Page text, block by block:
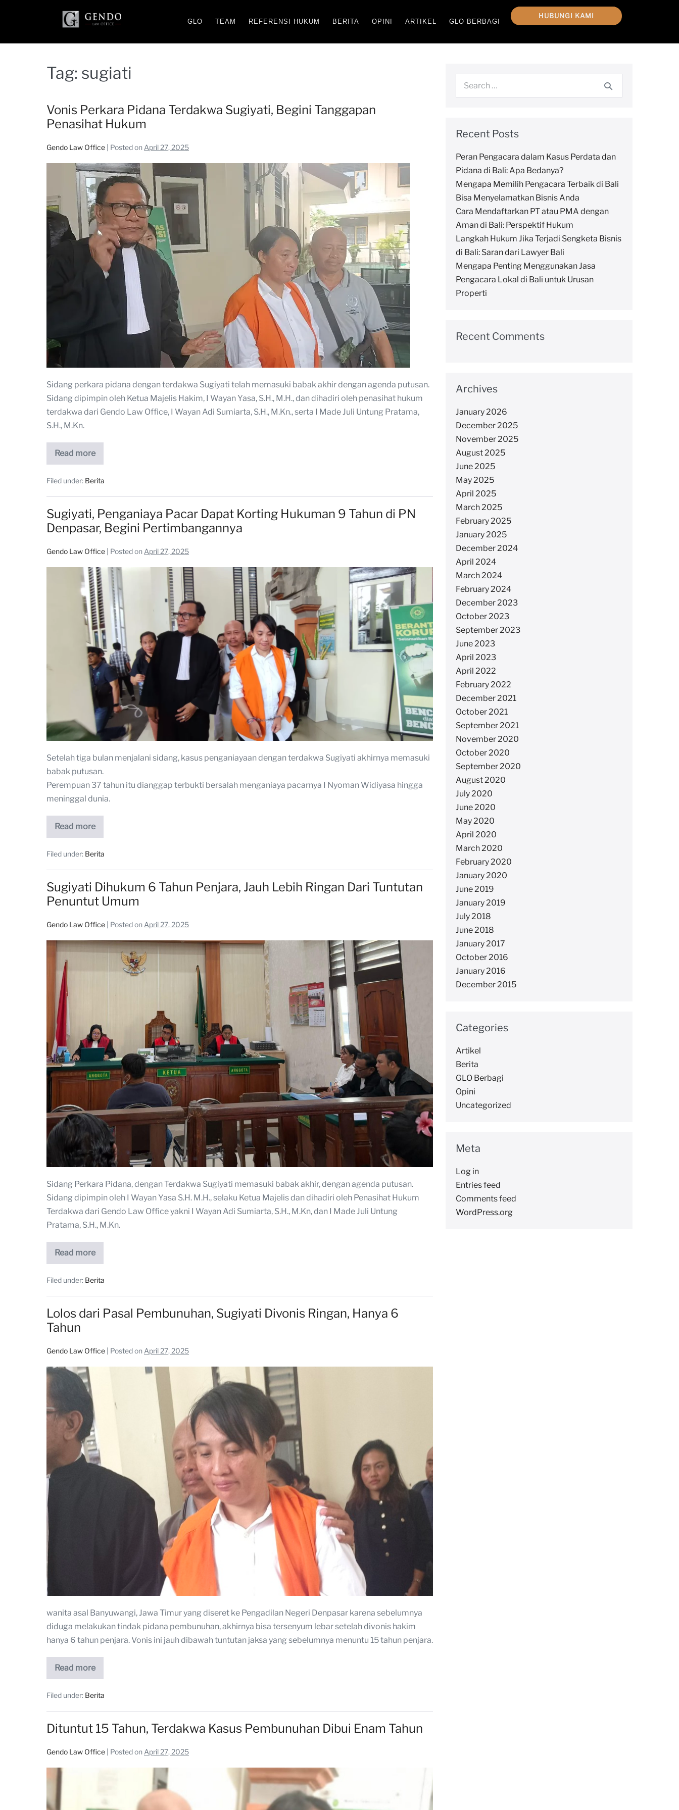
GLO TEAM REFERENSI HUKUM BERITA OPINI ARTIKEL GLO BERBAGI
HUBUNGI KAMI
Tag: sugiati
Vonis Perkara Pidana Terdakwa Sugiyati, Begini Tanggapan
Penasihat Hukum
Gendo Law Office Posted on April 27, 2025
Sidang perkara pidana dengan terdakwa Sugiyati telah memasuki babak akhir dengan agenda putusan.
Sidang dipimpin oleh Ketua Majelis Hakim, I Wayan Yasa, S.H., M.H., dan dihadiri oleh penasihat hukum
terdakwa dari Gendo Law Office, I Wayan Adi Sumiarta, S.H., M.Kn., serta I Made Juli Untung Pratama,
S.H., M.Kn.
Read more
Filed under: Berita
Sugiyati, Penganiaya Pacar Dapat Korting Hukuman 9 Tahun di PN
Denpasar, Begini Pertimbangannya
Gendo Law Office Posted on April 27, 2025
Setelah tiga bulan menjalani sidang, kasus penganiayaan dengan terdakwa Sugiyati akhirnya memasuki
babak putusan.
Perempuan 37 tahun itu dianggap terbukti bersalah menganiaya pacarnya I Nyoman Widiyasa hingga
meninggal dunia.
Read more
Filed under: Berita
Sugiyati Dihukum 6 Tahun Penjara, Jauh Lebih Ringan Dari Tuntutan
Penuntut Umum
Gendo Law Office Posted on April 27, 2025
Sidang Perkara Pidana, dengan Terdakwa Sugiyati memasuki babak akhir, dengan agenda putusan.
Sidang dipimpin oleh I Wayan Yasa S.H. M.H., selaku Ketua Majelis dan dihadiri oleh Penasihat Hukum
Terdakwa dari Gendo Law Office yakni I Wayan Adi Sumiarta, S.H., M.Kn, dan I Made Juli Untung
Pratama, S.H., M.Kn.
Read more
Filed under: Berita
Lolos dari Pasal Pembunuhan, Sugiyati Divonis Ringan, Hanya 6
Tahun
Gendo Law Office Posted on April 27, 2025
wanita asal Banyuwangi, Jawa Timur yang diseret ke Pengadilan Negeri Denpasar karena sebelumnya
diduga melakukan tindak pidana pembunuhan, akhirnya bisa tersenyum lebar setelah divonis hakim
hanya 6 tahun penjara. Vonis ini jauh dibawah tuntutan jaksa yang sebelumnya menuntu 15 tahun penjara.
Read more
Filed under: Berita
Dituntut 15 Tahun, Terdakwa Kasus Pembunuhan Dibui Enam Tahun
Gendo Law Office Posted on April 27, 2025
Recent Posts
Peran Pengacara dalam Kasus Perdata dan
Pidana di Bali: Apa Bedanya?
Mengapa Memilih Pengacara Terbaik di Bali
Bisa Menyelamatkan Bisnis Anda
Cara Mendaftarkan PT atau PMA dengan
Aman di Bali: Perspektif Hukum
Langkah Hukum Jika Terjadi Sengketa Bisnis
di Bali: Saran dari Lawyer Bali
Mengapa Penting Menggunakan Jasa
Pengacara Lokal di Bali untuk Urusan
Properti
Recent Comments
Archives
January 2026
December 2025
November 2025
August 2025
June 2025
May 2025
April 2025
March 2025
February 2025
January 2025
December 2024
April 2024
March 2024
February 2024
December 2023
October 2023
September 2023
June 2023
April 2023
April 2022
February 2022
December 2021
October 2021
September 2021
November 2020
October 2020
September 2020
August 2020
July 2020
June 2020
May 2020
April 2020
March 2020
February 2020
January 2020
June 2019
January 2019
July 2018
June 2018
January 2017
October 2016
January 2016
December 2015
Categories
Artikel
Berita
GLO Berbagi
Opini
Uncategorized
Meta
Log in
Entries feed
Comments feed
WordPress.org